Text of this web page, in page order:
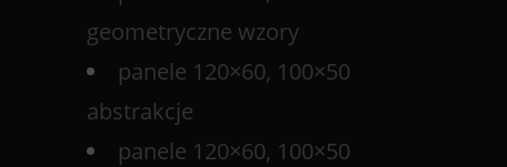
geometryczne wzory
panele 120×60, 100×50
abstrakcje
panele 120×60, 100×50